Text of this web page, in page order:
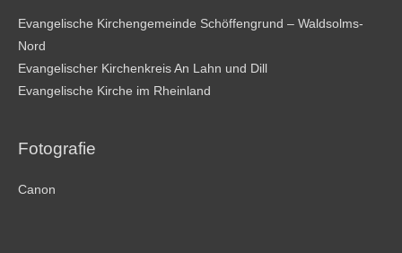
Evangelische Kirchengemeinde Schöffengrund – Waldsolms-
Nord
Evangelischer Kirchenkreis An Lahn und Dill
Evangelische Kirche im Rheinland
Fotografie
Canon